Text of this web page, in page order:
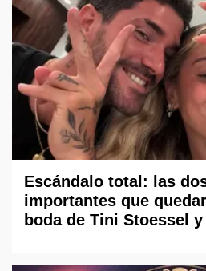
Escándalo total: las
importantes que
boda de Tini Stoessel